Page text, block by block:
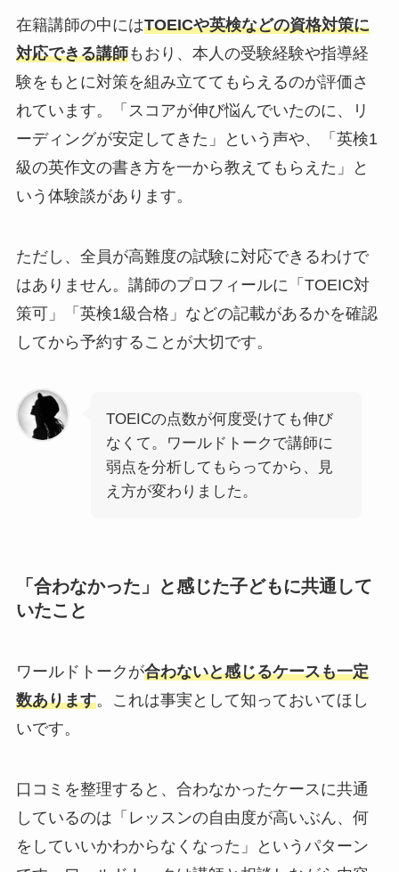
在籍講師の中にはTOEICや英検などの資格対策に
対応できる講師もおり、本人の受験経験や指導経
験をもとに対策を組み立ててもらえるのが評価さ
れています。「スコアが伸び悩んでいたのに、リ
ーディングが安定してきた」という声や、「英検1
級の英作文の書き方を一から教えてもらえた」と
いう体験談があります。
ただし、全員が高難度の試験に対応できるわけで
はありません。講師のプロフィールに「TOEIC対
策可」「英検1級合格」などの記載があるかを確認
してから予約することが大切です。
TOEICの点数が何度受けても伸び
なくて。ワールドトークで講師に
弱点を分析してもらってから、見
え方が変わりました。
「合わなかった」と感じた子どもに共通して
いたこと
ワールドトークが合わないと感じるケースも一定
数あります。これは事実として知っておいてほし
いです。
口コミを整理すると、合わなかったケースに共通
しているのは「レッスンの自由度が高いぶん、何
をしていいかわからなくなった」というパターン